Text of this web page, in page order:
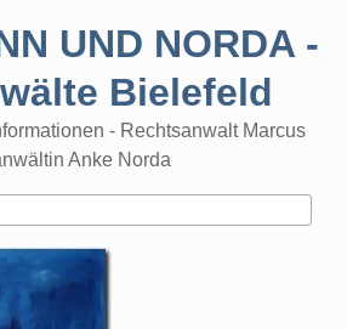
UND NORDA -
Bielefeld
- Rechtsanwalt Marcus
Anke Norda